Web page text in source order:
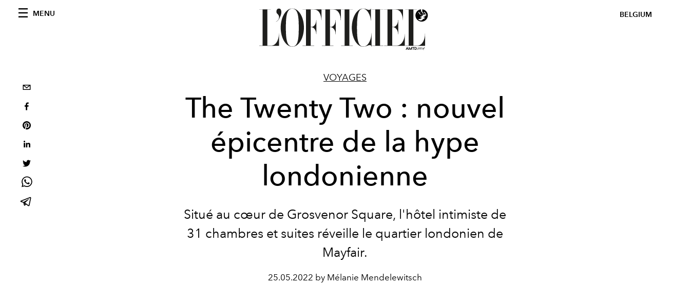
MENU BELGIUM
VOYAGES
The Twenty Two : nouvel
épicentre de la hype
londonienne
Situé au cœur de Grosvenor Square, l'hôtel intimiste de
31 chambres et suites réveille le quartier londonien de
Mayfair.
25.05.2022 by Mélanie Mendelewitsch